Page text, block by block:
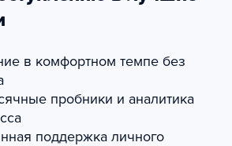
в комфортном темпе без
пробники и аналитика
поддержка личного